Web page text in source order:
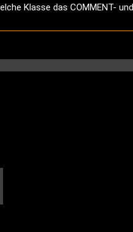
Klasse das COMMENT-